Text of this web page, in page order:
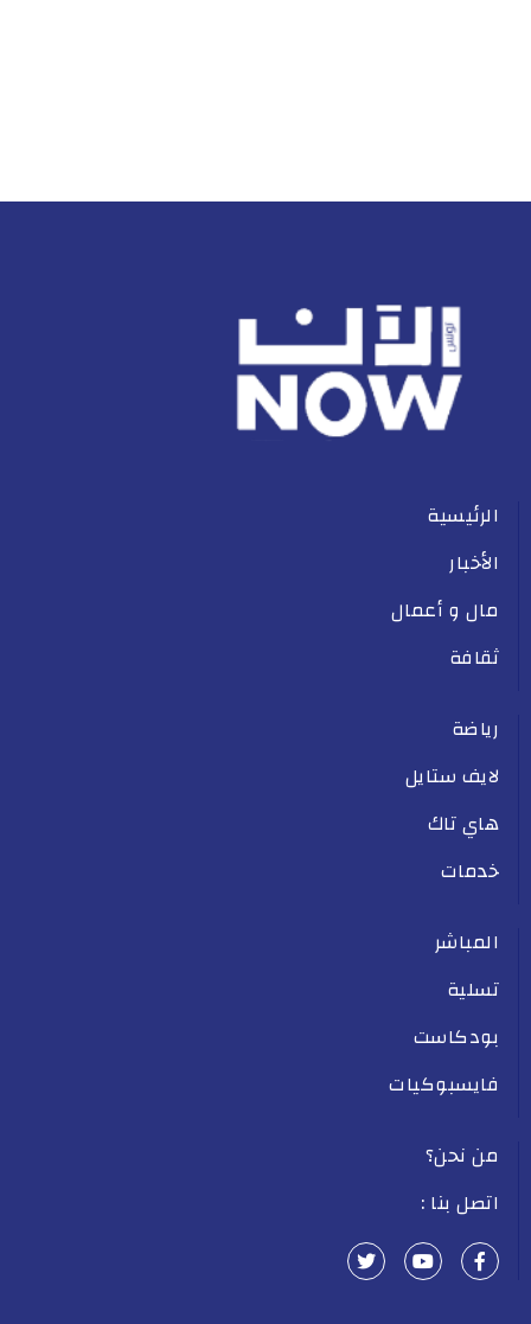
الرئيسية
الأخبار
مال و أعمال
ثقافة
رياضة
لايف ستايل
هاي تاك
خدمات
المباشر
تسلية
بودكاست
فايسبوكيات
من نحن؟
اتصل بنا :